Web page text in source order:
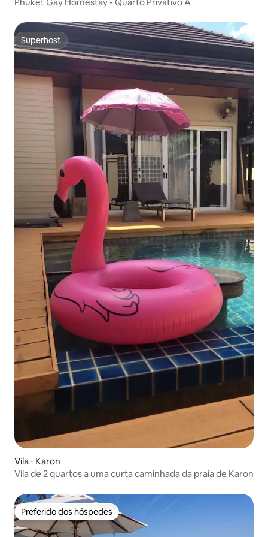
Superhost
Superhost
Vila ⋅ Karon
Vila de 2 quartos a uma curta caminhada da praia de Karon
Preferido dos hóspedes
Preferido dos hóspedes